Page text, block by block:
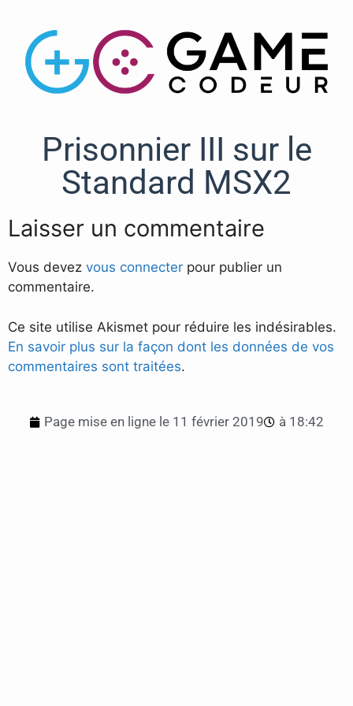
Prisonnier III sur le
Standard MSX2
Laisser un commentaire
Vous devez vous connecter pour publier un
commentaire.
Ce site utilise Akismet pour réduire les indésirables.
En savoir plus sur la façon dont les données de vos
commentaires sont traitées.
Page mise en ligne le 11 février 2019 à 18:42